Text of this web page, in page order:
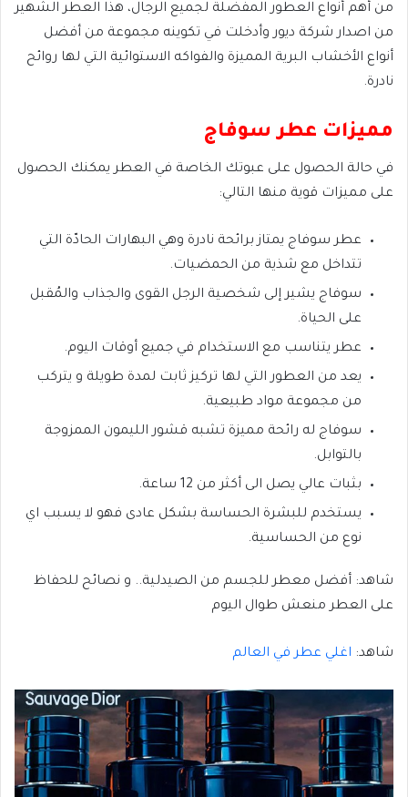
من أهم أنواع العطور المفضلة لجميع الرجال، هذا العطر الشهير
من اصدار شركة ديور وأدخلت في تكوينه مجموعة من أفضل
أنواع الأخشاب البرية المميزة والفواكه الاستوائية التي لها روائح
نادرة.
مميزات عطر سوفاج
في حالة الحصول على عبوتك الخاصة في العطر يمكنك الحصول
على مميزات قوية منها التالي:
عطر سوفاج يمتاز برائحة نادرة وهي البهارات الحادّة التي
تتداخل مع شذية من الحمضيات.
سوفاج يشير إلى شخصية الرجل القوى والجذاب والمُقبل
على الحياة.
عطر يتناسب مع الاستخدام في جميع أوقات اليوم.
يعد من العطور التي لها تركيز ثابت لمدة طويلة و يتركب
من مجموعة مواد طبيعية.
سوفاج له رائحة مميزة تشبه قشور الليمون الممزوجة
بالتوابل.
بثبات عالي يصل الى أكثر من 12 ساعة.
يستخدم للبشرة الحساسة بشكل عادى فهو لا يسبب اي
نوع من الحساسية.
شاهد: أفضل معطر للجسم من الصيدلية.. و نصائح للحفاظ
على العطر منعش طوال اليوم
شاهد: اغلي عطر في العالم